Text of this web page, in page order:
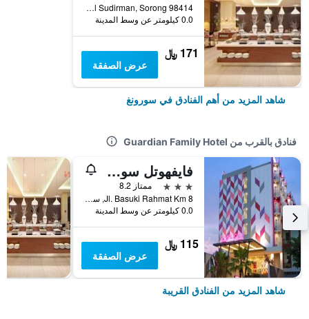
Jalan Jendral Sudirman, Sorong 98414, سورونغ, إندونيسيا
0.0 كيلومتر عن وسط المدينة
171 ﷼
عرض الصفقة
شاهد المزيد من أهم الفنادق في سورونغ
فنادق بالقرب من Guardian Family Hotel
فايفهوتل سورونج بابو
3 نجوم
ممتاز 8.2
Jl. Basuki Rahmat Km 8, سورونغ, إندونيسيا
0.0 كيلومتر عن وسط المدينة
115 ﷼
عرض الصفقة
شاهد المزيد من الفنادق القريبة